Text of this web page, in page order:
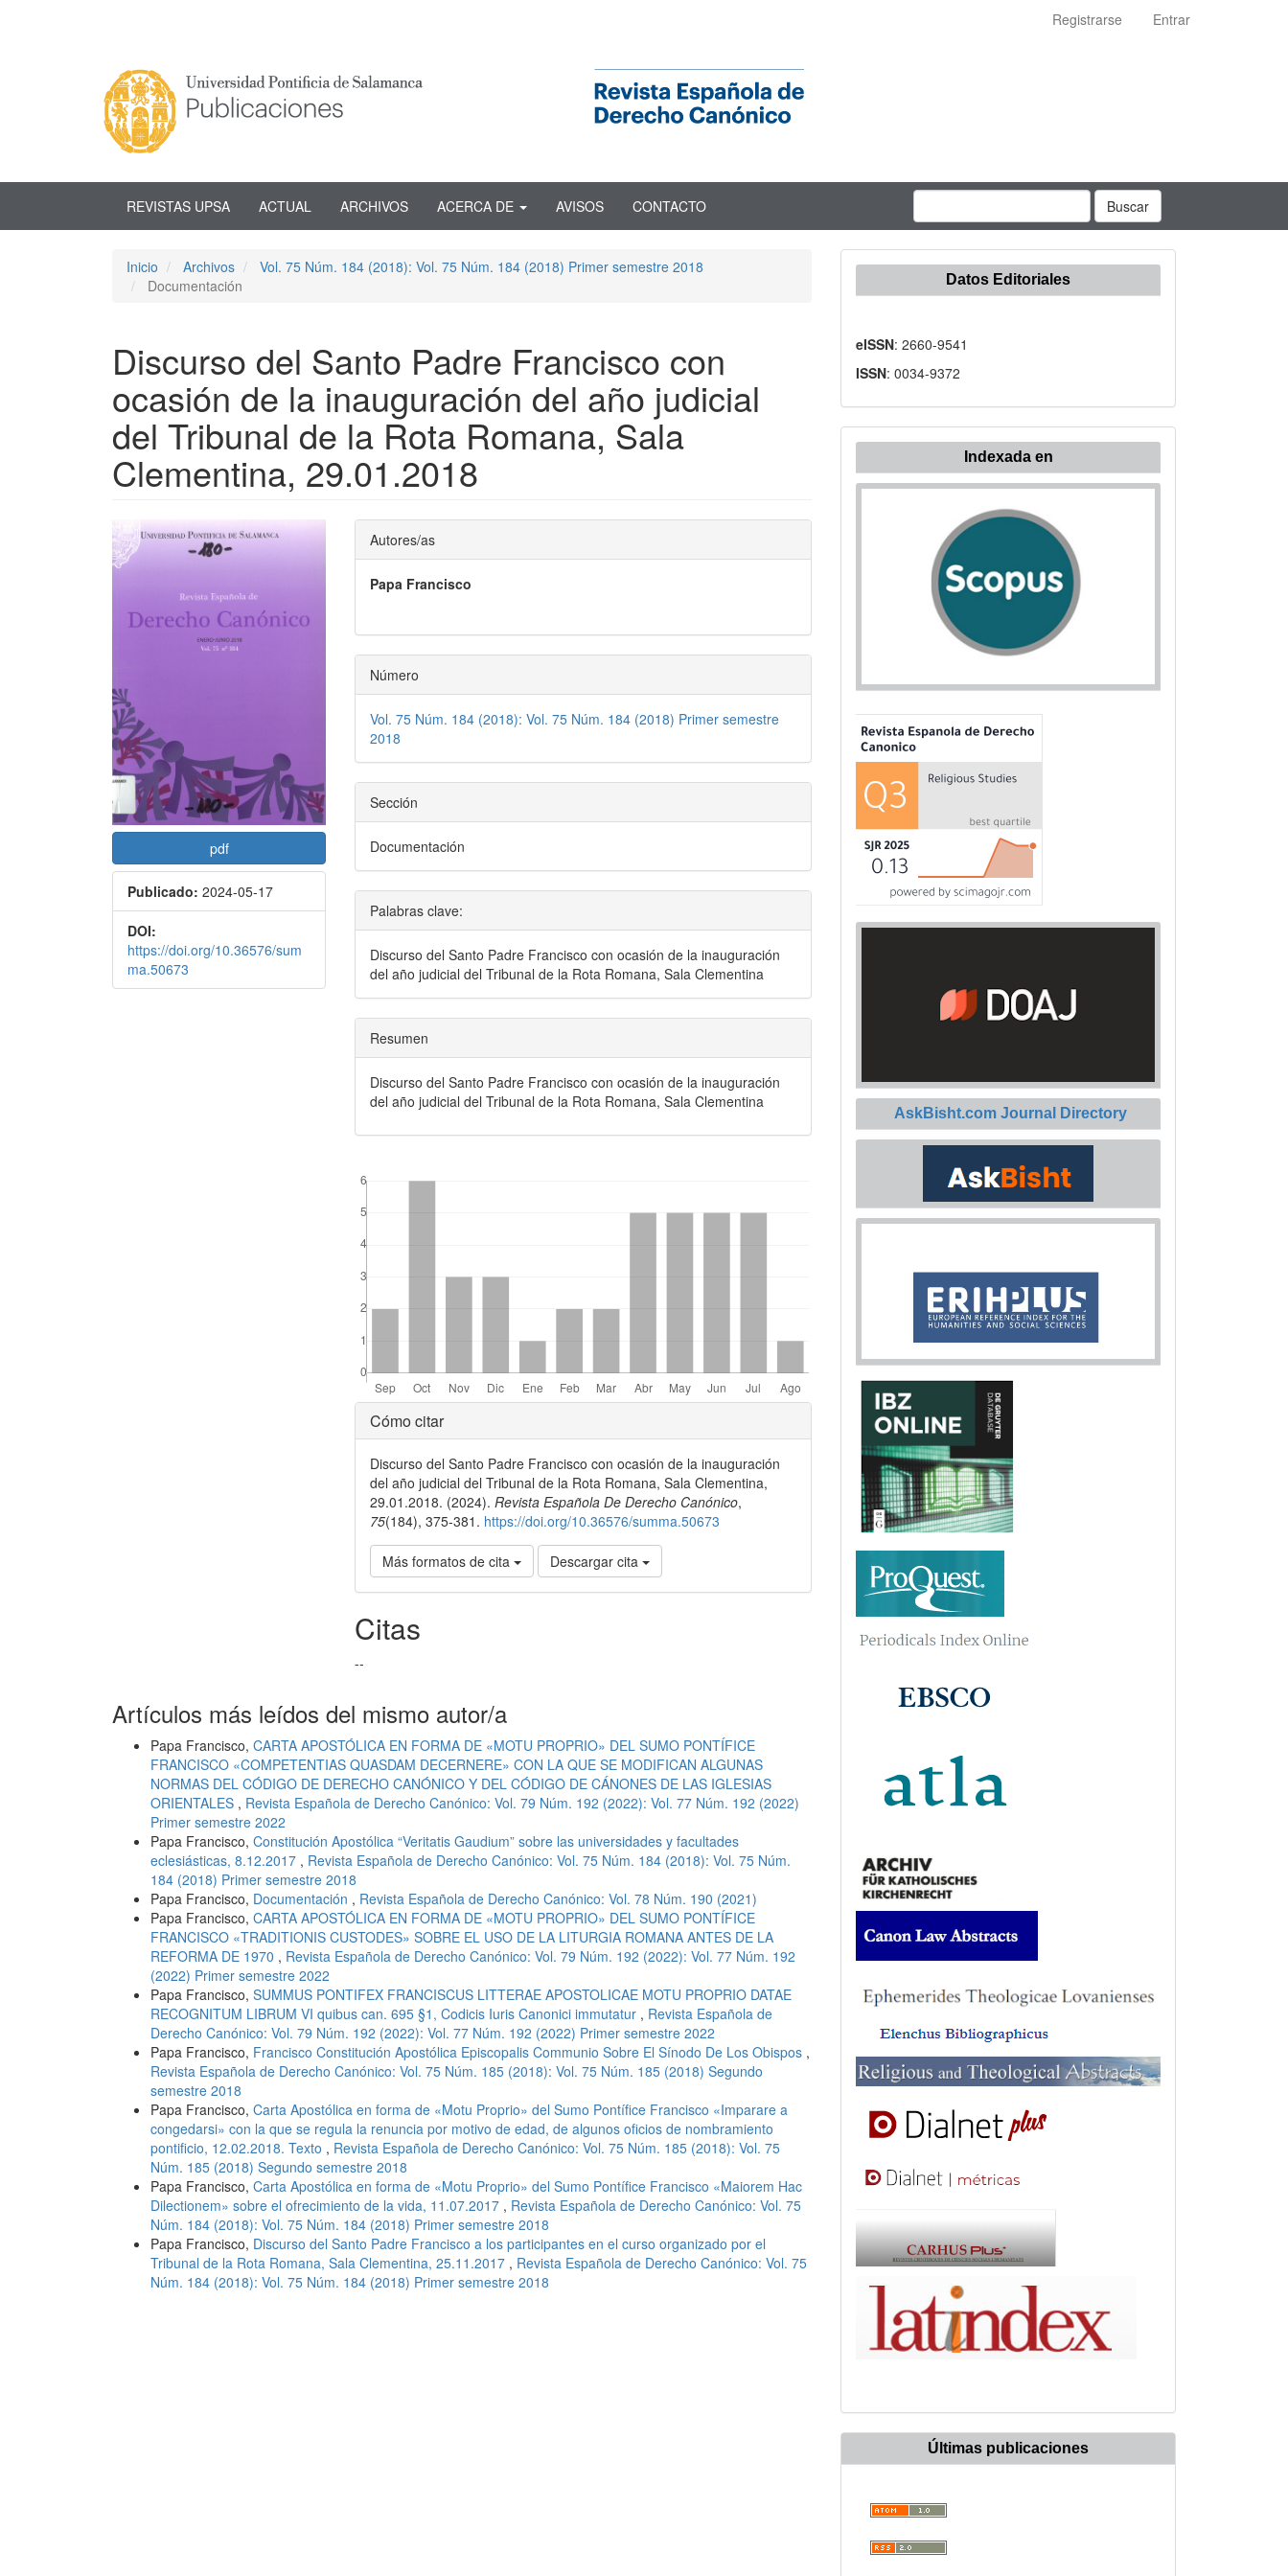
Registrarse Entrar
REVISTAS UPSA ACTUAL ARCHIVOS ACERCA DE AVISOS CONTACTO Buscar
Inicio Archivos
Vol. 75 Núm. 184 (2018): Vol. 75 Núm. 184 (2018) Primer semestre 2018
Documentación
Discurso del Santo Padre Francisco con
ocasión de la inauguración del año judicial
del Tribunal de la Rota Romana, Sala
Clementina, 29.01.2018
Barra
lateral
artículo
pdf
Publicado: 2024-05-17
DOI:
https://doi.org/10.36576/sum
ma.50673
Contenido
principal
del
artículo
Autores/as
Papa Francisco
Número
Vol. 75 Núm. 184 (2018): Vol. 75 Núm. 184 (2018) Primer semestre
2018
Sección
Documentación
Palabras clave:
Discurso del Santo Padre Francisco con ocasión de la inauguración
del año judicial del Tribunal de la Rota Romana, Sala Clementina
Resumen
Discurso del Santo Padre Francisco con ocasión de la inauguración
del año judicial del Tribunal de la Rota Romana, Sala Clementina
Detalles
del
artículo
Cómo citar
Discurso del Santo Padre Francisco con ocasión de la inauguración
del año judicial del Tribunal de la Rota Romana, Sala Clementina,
29.01.2018. (2024).Revista Española De Derecho Canónico,
75(184), 375-381. https://doi.org/10.36576/summa.50673
Más formatos de cita Descargar cita
Citas
--
Artículos más leídos del mismo autor/a
Papa Francisco, CARTA APOSTÓLICA EN FORMA DE «MOTU PROPRIO» DEL SUMO PONTÍFICE
FRANCISCO «COMPETENTIAS QUASDAM DECERNERE» CON LA QUE SE MODIFICAN ALGUNAS
NORMAS DEL CÓDIGO DE DERECHO CANÓNICO Y DEL CÓDIGO DE CÁNONES DE LAS IGLESIAS
ORIENTALES , Revista Española de Derecho Canónico: Vol. 79 Núm. 192 (2022): Vol. 77 Núm. 192 (2022)
Primer semestre 2022
Papa Francisco, Constitución Apostólica “Veritatis Gaudium” sobre las universidades y facultades
eclesiásticas, 8.12.2017 , Revista Española de Derecho Canónico: Vol. 75 Núm. 184 (2018): Vol. 75 Núm.
184 (2018) Primer semestre 2018
Papa Francisco, Documentación , Revista Española de Derecho Canónico: Vol. 78 Núm. 190 (2021)
Papa Francisco, CARTA APOSTÓLICA EN FORMA DE «MOTU PROPRIO» DEL SUMO PONTÍFICE
FRANCISCO «TRADITIONIS CUSTODES» SOBRE EL USO DE LA LITURGIA ROMANA ANTES DE LA
REFORMA DE 1970 , Revista Española de Derecho Canónico: Vol. 79 Núm. 192 (2022): Vol. 77 Núm. 192
(2022) Primer semestre 2022
Papa Francisco, SUMMUS PONTIFEX FRANCISCUS LITTERAE APOSTOLICAE MOTU PROPRIO DATAE
RECOGNITUM LIBRUM VI quibus can. 695 §1, Codicis Iuris Canonici immutatur , Revista Española de
Derecho Canónico: Vol. 79 Núm. 192 (2022): Vol. 77 Núm. 192 (2022) Primer semestre 2022
Papa Francisco, Francisco Constitución Apostólica Episcopalis Communio Sobre El Sínodo De Los Obispos ,
Revista Española de Derecho Canónico: Vol. 75 Núm. 185 (2018): Vol. 75 Núm. 185 (2018) Segundo
semestre 2018
Papa Francisco, Carta Apostólica en forma de «Motu Proprio» del Sumo Pontífice Francisco «Imparare a
congedarsi» con la que se regula la renuncia por motivo de edad, de algunos oficios de nombramiento
pontificio, 12.02.2018. Texto , Revista Española de Derecho Canónico: Vol. 75 Núm. 185 (2018): Vol. 75
Núm. 185 (2018) Segundo semestre 2018
Papa Francisco, Carta Apostólica en forma de «Motu Proprio» del Sumo Pontífice Francisco «Maiorem Hac
Dilectionem» sobre el ofrecimiento de la vida, 11.07.2017 , Revista Española de Derecho Canónico: Vol. 75
Núm. 184 (2018): Vol. 75 Núm. 184 (2018) Primer semestre 2018
Papa Francisco, Discurso del Santo Padre Francisco a los participantes en el curso organizado por el
Tribunal de la Rota Romana, Sala Clementina, 25.11.2017 , Revista Española de Derecho Canónico: Vol. 75
Núm. 184 (2018): Vol. 75 Núm. 184 (2018) Primer semestre 2018
Datos Editoriales
eISSN: 2660-9541
ISSN: 0034-9372
Indexada
Indexada en
AskBisht.com Journal Directory
Últimas publicaciones